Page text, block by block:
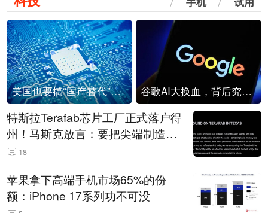
美国也要搞“国产替代”？先算清三笔账 谷歌AI大换血，背后究竟发生了什么？
特斯拉Terafab芯片工厂正式落户得
州！马斯克放言：要把尖端制造带
回美国
18
苹果拿下高端手机市场65%的份
额：iPhone 17系列功不可没